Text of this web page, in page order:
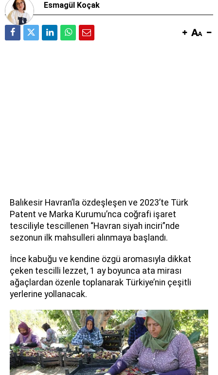
Esmagül Koçak
Balıkesir Havran’la özdeşleşen ve 2023’te Türk
Patent ve Marka Kurumu’nca coğrafi işaret
tesciliyle tescillenen “Havran siyah inciri”nde
sezonun ilk mahsulleri alınmaya başlandı.
İnce kabuğu ve kendine özgü aromasıyla dikkat
çeken tescilli lezzet, 1 ay boyunca ata mirası
ağaçlardan özenle toplanarak Türkiye’nin çeşitli
yerlerine yollanacak.